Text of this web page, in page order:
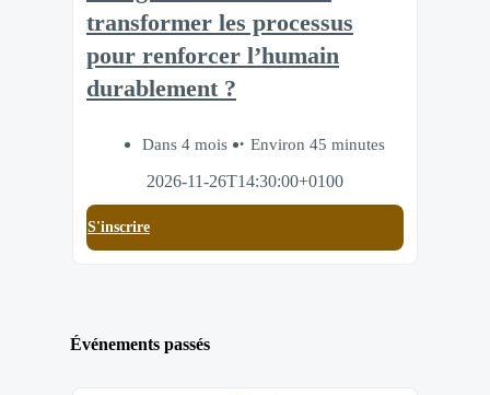
transformer les processus
pour renforcer l’humain
durablement ?
Dans 4 mois
Environ 45 minutes
2026-11-26T14:30:00+0100
S'inscrire
Événements passés